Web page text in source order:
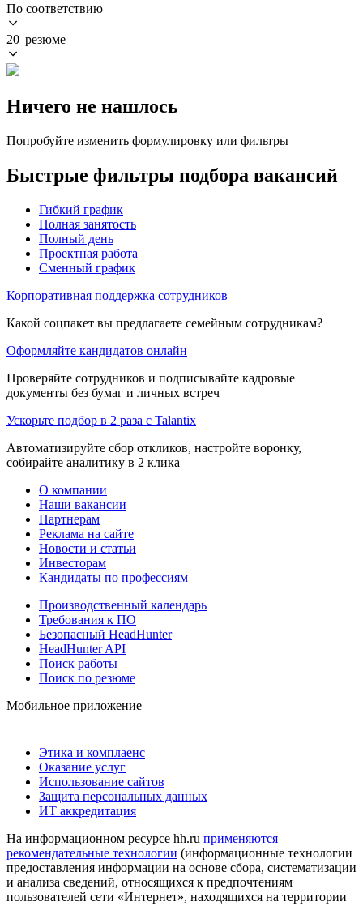
По соответствию
20 резюме
Ничего не нашлось
Попробуйте изменить формулировку или фильтры
Быстрые фильтры подбора вакансий
Гибкий график
Полная занятость
Полный день
Проектная работа
Сменный график
Корпоративная поддержка сотрудников
Какой соцпакет вы предлагаете семейным сотрудникам?
Оформляйте кандидатов онлайн
Проверяйте сотрудников и подписывайте кадровые
документы без бумаг и личных встреч
Ускорьте подбор в 2 раза с Talantix
Автоматизируйте сбор откликов, настройте воронку,
собирайте аналитику в 2 клика
О компании
Наши вакансии
Партнерам
Реклама на сайте
Новости и статьи
Инвесторам
Кандидаты по профессиям
Производственный календарь
Требования к ПО
Безопасный HeadHunter
HeadHunter API
Поиск работы
Поиск по резюме
Мобильное приложение
Этика и комплаенс
Оказание услуг
Использование сайтов
Защита персональных данных
ИТ аккредитация
На информационном ресурсе hh.ru применяются
рекомендательные технологии (информационные технологии
предоставления информации на основе сбора, систематизации
и анализа сведений, относящихся к предпочтениям
пользователей сети «Интернет», находящихся на территории